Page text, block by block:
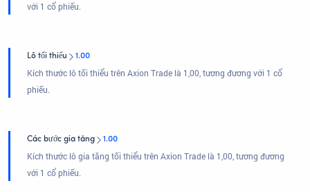
với 1 cổ phiếu.
Lô tối thiểu 1.00
Kích thước lô tối thiểu trên Axion Trade là 1,00, tương đương với 1 cổ
phiếu.
Các bước gia tăng 1.00
Kích thước lô gia tăng tối thiểu trên Axion Trade là 1,00, tương đương
với 1 cổ phiếu.